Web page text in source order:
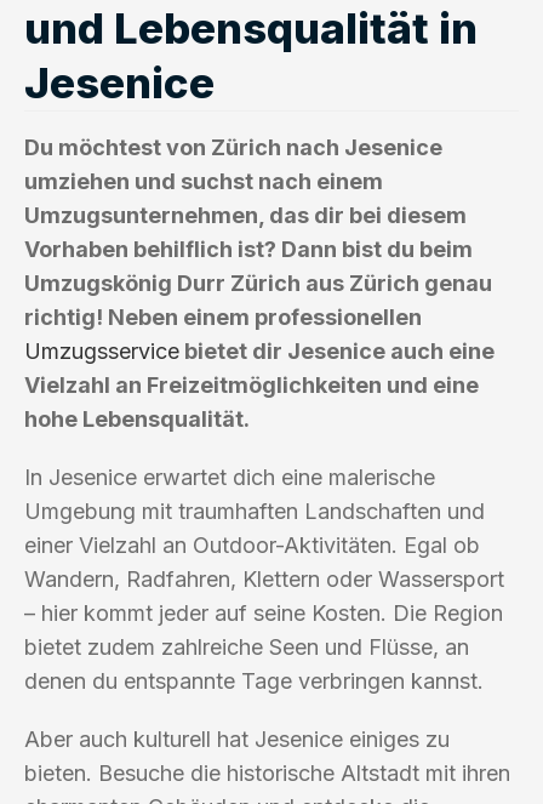
und Lebensqualität in
Jesenice
Du möchtest von Zürich nach Jesenice
umziehen und suchst nach einem
Umzugsunternehmen, das dir bei diesem
Vorhaben behilflich ist? Dann bist du beim
Umzugskönig Durr Zürich aus Zürich genau
richtig! Neben einem professionellen
Umzugsservice bietet dir Jesenice auch eine
Vielzahl an Freizeitmöglichkeiten und eine
hohe Lebensqualität.
In Jesenice erwartet dich eine malerische
Umgebung mit traumhaften Landschaften und
einer Vielzahl an Outdoor-Aktivitäten. Egal ob
Wandern, Radfahren, Klettern oder Wassersport
– hier kommt jeder auf seine Kosten. Die Region
bietet zudem zahlreiche Seen und Flüsse, an
denen du entspannte Tage verbringen kannst.
Aber auch kulturell hat Jesenice einiges zu
bieten. Besuche die historische Altstadt mit ihren